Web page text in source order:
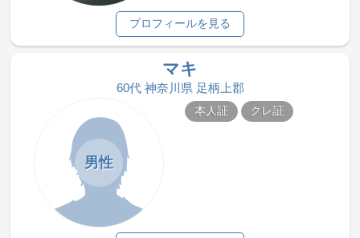
プロフィールを見る
マキ
60代 神奈川県 足柄上郡
男性
本人証 クレ証